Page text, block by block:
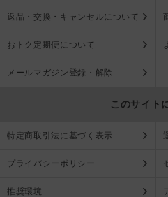
返品・交換・キャンセルについて
おトク定期便について
メールマガジン登録・解除
このサイト
特定商取引法に基づく表示
プライバシーポリシー
推奨環境